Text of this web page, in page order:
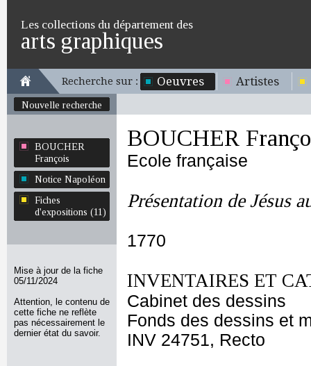
Les collections du département des
arts graphiques
Recherche sur : Oeuvres Artistes
Nouvelle recherche
BOUCHER
François
Notice Napoléon
Fiches
d'expositions (11)
Mise à jour de la fiche
05/11/2024
Attention, le contenu de
cette fiche ne reflète
pas nécessairement le
dernier état du savoir.
BOUCHER
Ecole française
Présentation de Jésus
1770
INVENTAIRES ET
Cabinet des dessins
Fonds des dessins et
INV 24751, Recto